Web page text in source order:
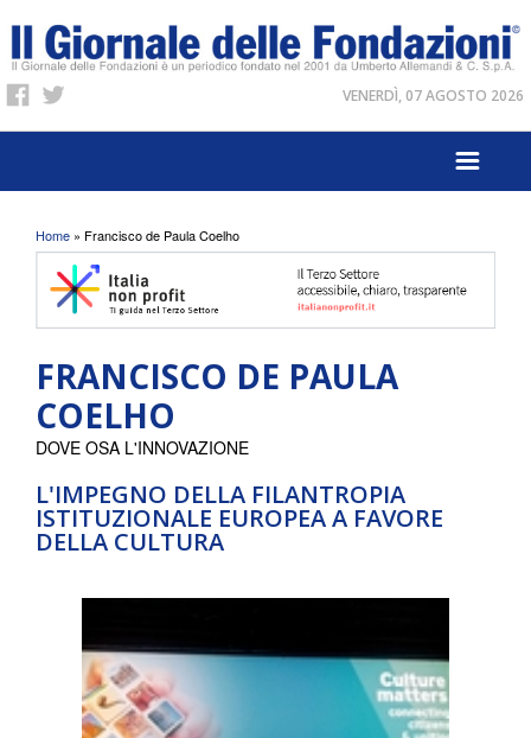
VENERDÌ, 07 AGOSTO 2026
Tu sei qui
Home » Francisco de Paula Coelho
FRANCISCO DE PAULA
COELHO
L'IMPEGNO DELLA FILANTROPIA
ISTITUZIONALE EUROPEA A FAVORE
DELLA CULTURA
DOVE OSA L'INNOVAZIONE